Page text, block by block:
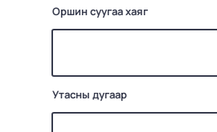
Оршин суугаа хаяг
Утасны дугаар